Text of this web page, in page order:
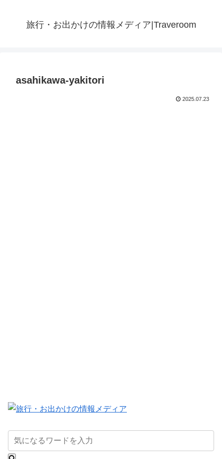
旅行・お出かけの情報メディア|Traveroom
asahikawa-yakitori
2025.07.23